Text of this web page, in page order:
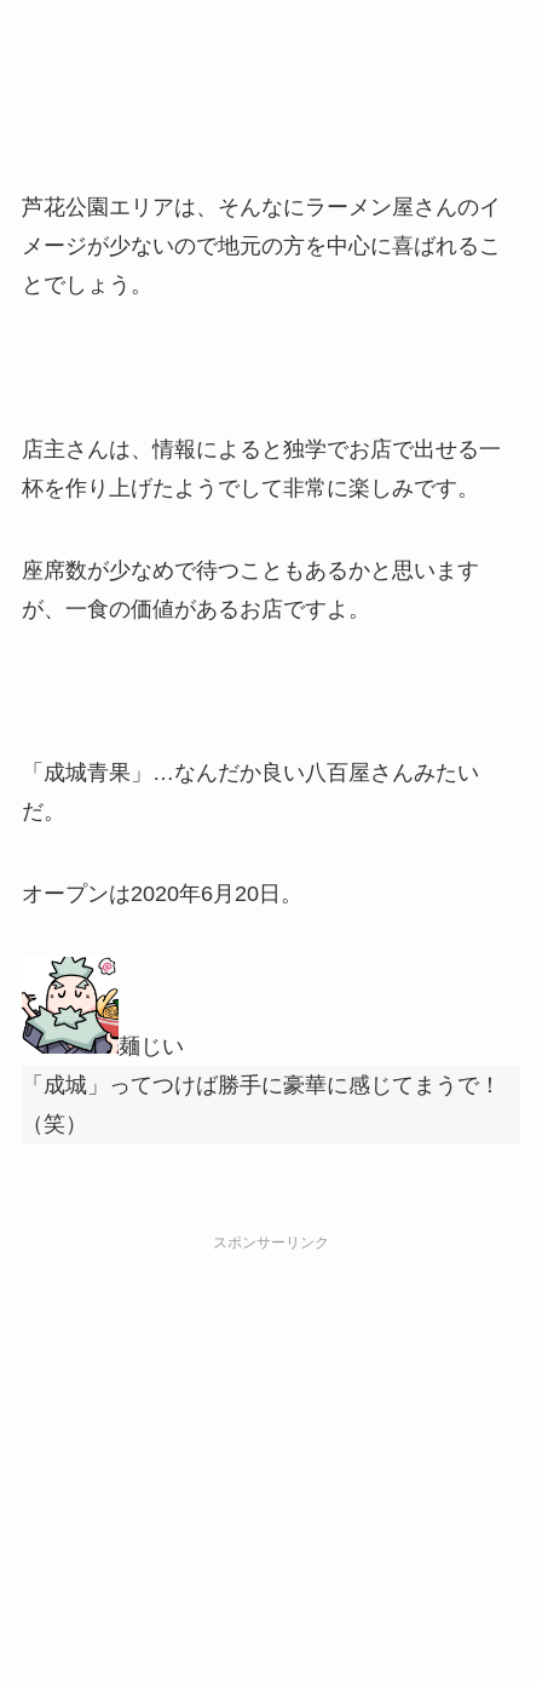
芦花公園エリアは、そんなにラーメン屋さんのイ
メージが少ないので地元の方を中心に喜ばれるこ
とでしょう。
店主さんは、情報によると独学でお店で出せる一
杯を作り上げたようでして非常に楽しみです。
座席数が少なめで待つこともあるかと思います
が、一食の価値があるお店ですよ。
「成城青果」…なんだか良い八百屋さんみたい
だ。
オープンは2020年6月20日。
麺じい
「成城」ってつけば勝手に豪華に感じてまうで！
（笑）
スポンサーリンク